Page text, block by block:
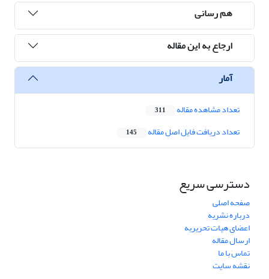
هم رسانی
ارجاع به این مقاله
آمار
تعداد مشاهده مقاله 311
تعداد دریافت فایل اصل مقاله 145
دسترسی سریع
صفحه اصلی
درباره نشریه
اعضای هیات تحریریه
ارسال مقاله
تماس با ما
نقشه سایت